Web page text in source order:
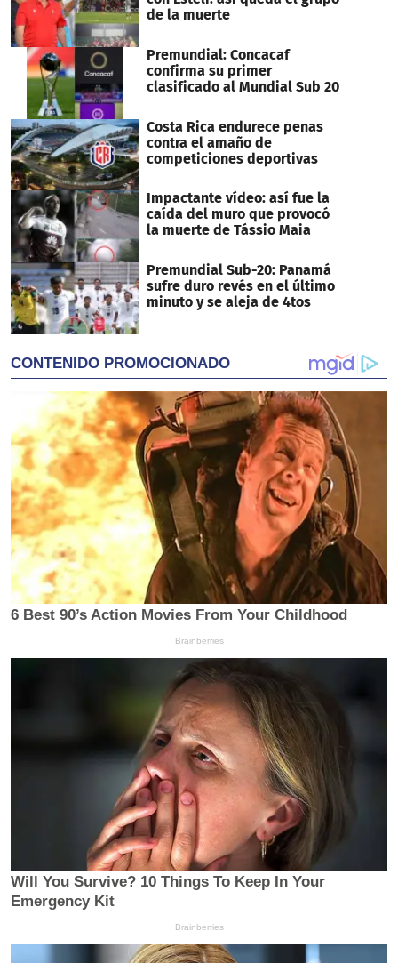
de la muerte
Premundial: Concacaf
confirma su primer
clasificado al Mundial Sub 20
Costa Rica endurece penas
contra el amaño de
competiciones deportivas
Impactante vídeo: así fue la
caída del muro que provocó
la muerte de Tássio Maia
Premundial Sub-20: Panamá
sufre duro revés en el último
minuto y se aleja de 4tos